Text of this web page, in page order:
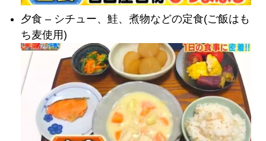
夕食 – シチュー、鮭、煮物などの定食(ご飯はも
ち麦使用)